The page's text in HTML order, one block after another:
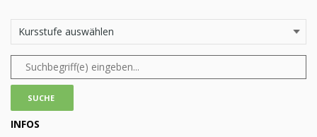
INFOS